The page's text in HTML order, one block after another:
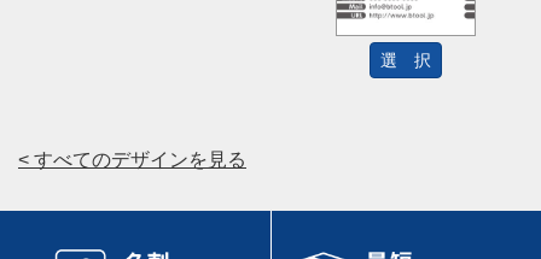
選 択
< すべてのデザインを見る